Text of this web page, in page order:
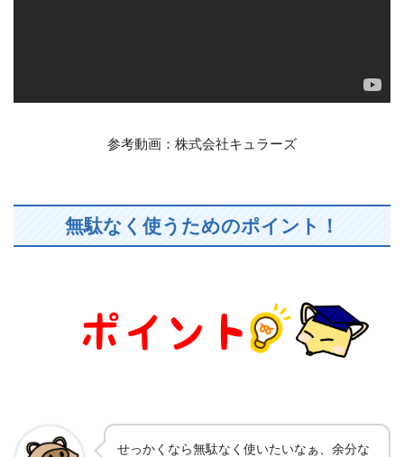
参考動画：株式会社キュラーズ
無駄なく使うためのポイント！
せっかくなら無駄なく使いたいなぁ、余分な